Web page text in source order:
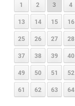
1 2 3 4
13 14 15 16
25 26 27 28
37 38 39 40
49 50 51 52
61 62 63 64